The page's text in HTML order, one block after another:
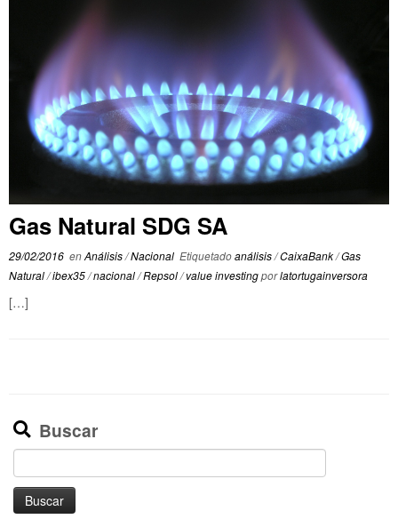
Gas Natural SDG SA
29/02/2016 enAnálisis/Nacional Etiquetadoanálisis/CaixaBank/Gas
Natural/ibex35/nacional/Repsol/value investingporlatortugainversora
[…]
Buscar
Buscar: